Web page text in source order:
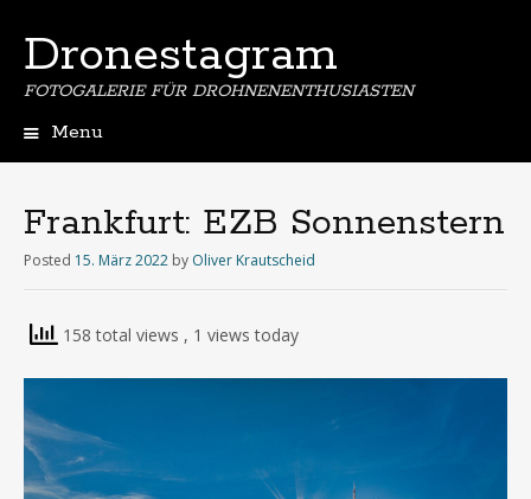
Dronestagram
FOTOGALERIE FÜR DROHNENENTHUSIASTEN
Menu
Frankfurt: EZB Sonnenstern
Posted 15. März 2022 by Oliver Krautscheid
158 total views , 1 views today